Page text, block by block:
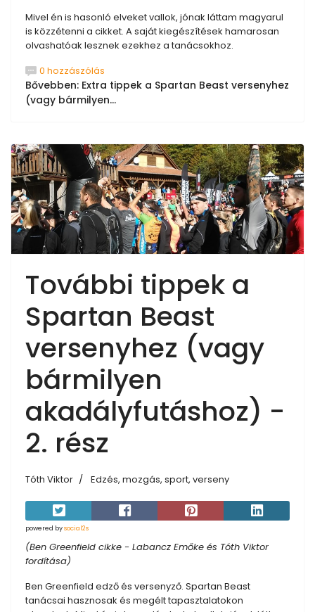
Mivel én is hasonló elveket vallok, jónak láttam magyarul
is közzétenni a cikket. A saját kiegészítések hamarosan
olvashatóak lesznek ezekhez a tanácsokhoz.
0 hozzászólás
Bővebben: Extra tippek a Spartan Beast versenyhez
(vagy bármilyen...
További tippek a
Spartan Beast
versenyhez (vagy
bármilyen
akadályfutáshoz) -
2. rész
Tóth Viktor Edzés, mozgás, sport, verseny
powered bysocial2s
(Ben Greenfield cikke - Labancz Emőke és Tóth Viktor
fordítása)
Ben Greenfield edző és versenyző. Spartan Beast
tanácsai hasznosak és megélt tapasztalatokon